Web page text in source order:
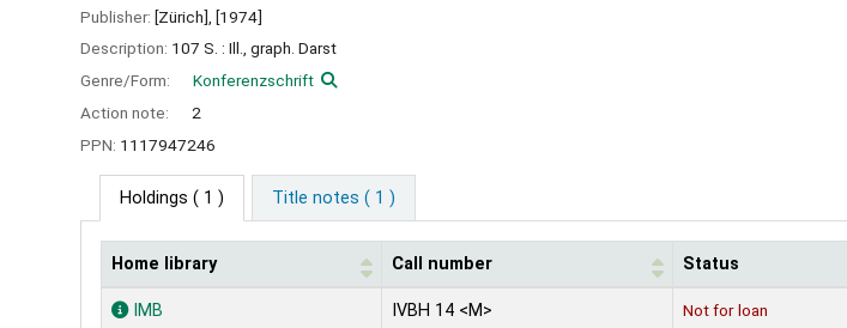
Publisher: [Zürich], [1974]
Description: 107 S. : Ill., graph. Darst
Genre/Form:
Konferenzschrift
Action note:
2
PPN: 1117947246
Holdings ( 1 ) Title notes ( 1 )
Holdings
Home library Call number Status
IMB IVBH 14 <M> Not for loan